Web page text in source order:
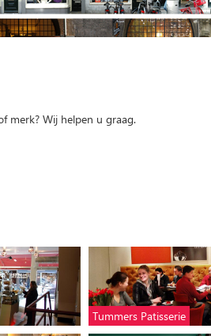
merk? Wij helpen u graag.
Tummers Patisserie